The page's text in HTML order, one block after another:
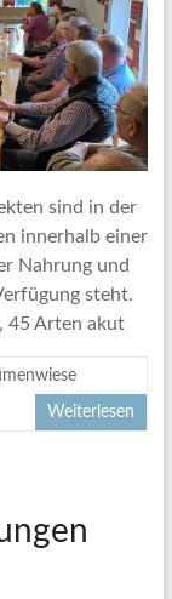
sind in der
innerhalb einer
Nahrung und
steht.
45 Arten akut
Weiterlesen